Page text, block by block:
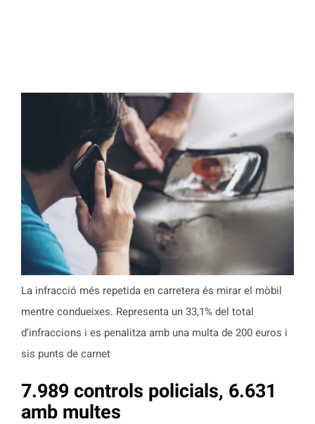
La infracció més repetida en carretera és mirar el mòbil
mentre condueixes. Representa un 33,1% del total
d’infraccions i es penalitza amb una multa de 200 euros i
sis punts de carnet
7.989 controls policials, 6.631
amb multes